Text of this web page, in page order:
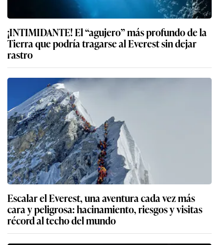
¡INTIMIDANTE! El “agujero” más profundo de la
Tierra que podría tragarse al Everest sin dejar
rastro
Escalar el Everest, una aventura cada vez más
cara y peligrosa: hacinamiento, riesgos y visitas
récord al techo del mundo